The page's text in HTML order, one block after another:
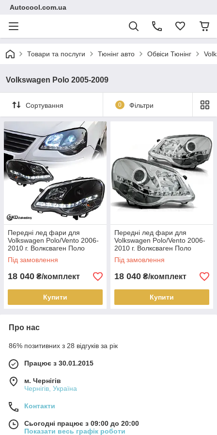
Autocool.com.ua
Товари та послуги Тюнінг авто Обвіси Тюнінг
Volkswagen Polo 2005-2009
Сортування 0 Фільтри
Передні лед фари для
Volkswagen Polo/Vento 2006-
2010 г. Волксваген Поло
Під замовлення
18 040 ₴/комплект
Купити
Передні лед фари для
Volkswagen Polo/Vento 2006-
2010 г. Волксваген Поло
Під замовлення
18 040 ₴/комплект
Купити
Про нас
86% позитивних з 28 відгуків за рік
Працює з 30.01.2015
м. Чернігів
Чернігів, Україна
Контакти
Сьогодні працює з 09:00 до 20:00
Показати весь графік роботи